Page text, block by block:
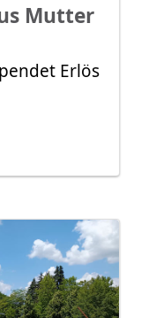
Mutter
Erlös